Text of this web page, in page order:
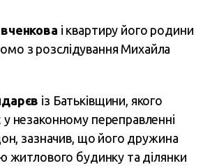
і квартиру його родини
з розслідування Михайла
із Батьківщини, якого
незаконному переправленні
зазначив, що його дружина
житлового будинку та ділянки